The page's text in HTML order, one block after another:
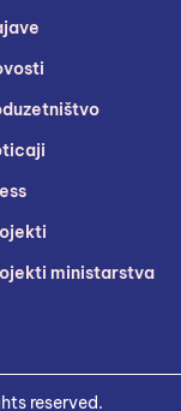
ministarstva
reserved.